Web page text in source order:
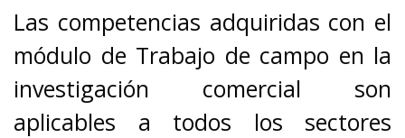
Las competencias adquiridas con el
módulo de Trabajo de campo en la
investigación comercial son
aplicables a todos los sectores